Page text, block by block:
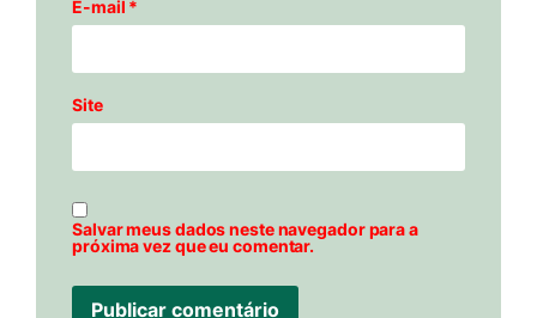
E-mail *
Site
Salvar meus dados neste navegador para a
próxima vez que eu comentar.